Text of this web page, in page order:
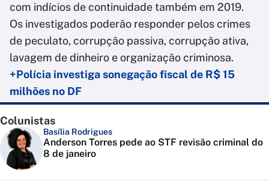
com indícios de continuidade também em 2019.
Os investigados poderão responder pelos crimes
de peculato, corrupção passiva, corrupção ativa,
lavagem de dinheiro e organização criminosa.
+Polícia investiga sonegação fiscal de R$ 15
milhões no DF
Colunistas
Basília Rodrigues
Anderson Torres pede ao STF revisão criminal do
8 de janeiro